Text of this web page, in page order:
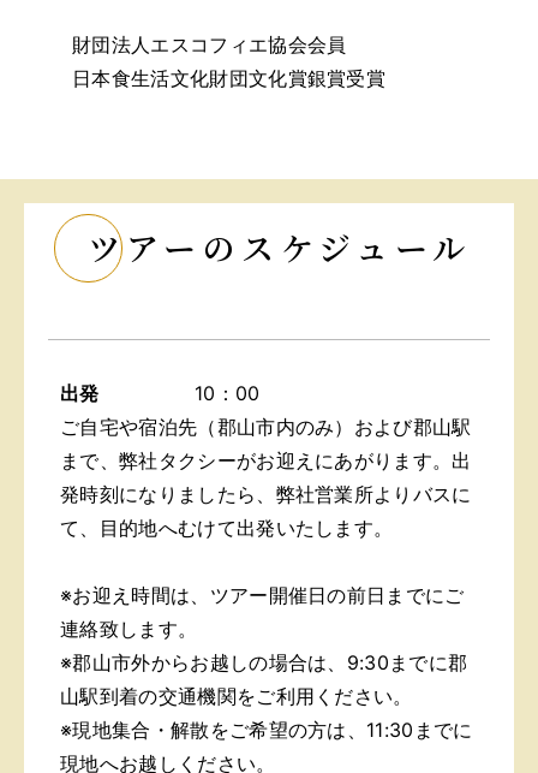
財団法人エスコフィエ協会会員
日本食生活文化財団文化賞銀賞受賞
ツアーのスケジュール
出発
10：00
ご自宅や宿泊先（郡山市内のみ）および郡山駅
まで、弊社タクシーがお迎えにあがります。出
発時刻になりましたら、弊社営業所よりバスに
て、目的地へむけて出発いたします。
※お迎え時間は、ツアー開催日の前日までにご
連絡致します。
※郡山市外からお越しの場合は、9:30までに郡
山駅到着の交通機関をご利用ください。
※現地集合・解散をご希望の方は、11:30までに
現地へお越しください。